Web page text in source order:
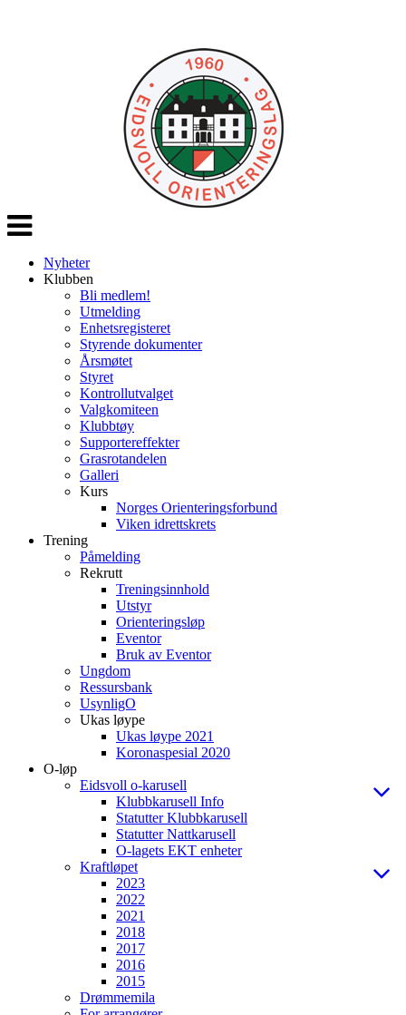
Veksle
navigasjon
Nyheter
Klubben
Bli medlem!
Utmelding
Enhetsregisteret
Styrende dokumenter
Årsmøtet
Styret
Kontrollutvalget
Valgkomiteen
Klubbtøy
Supportereffekter
Grasrotandelen
Galleri
Kurs
Norges Orienteringsforbund
Viken idrettskrets
Trening
Påmelding
Rekrutt
Treningsinnhold
Utstyr
Orienteringsløp
Eventor
Bruk av Eventor
Ungdom
Ressursbank
UsynligO
Ukas løype
Ukas løype 2021
Koronaspesial 2020
O-løp
Eidsvoll o-karusell
Klubbkarusell Info
Statutter Klubbkarusell
Statutter Nattkarusell
O-lagets EKT enheter
Kraftløpet
2023
2022
2021
2018
2017
2016
2015
Drømmemila